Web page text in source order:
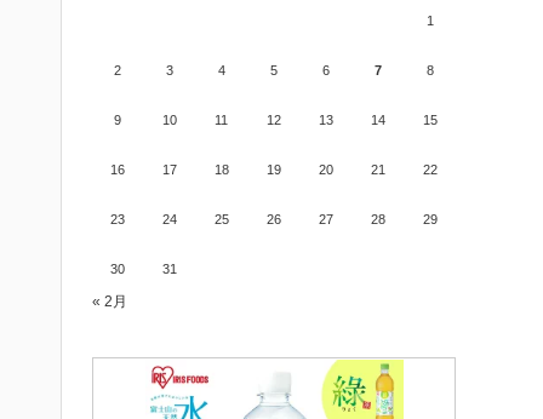
1
2 3 4 5 6 7 8
9 10 11 12 13 14 15
16 17 18 19 20 21 22
23 24 25 26 27 28 29
30 31
« 2月